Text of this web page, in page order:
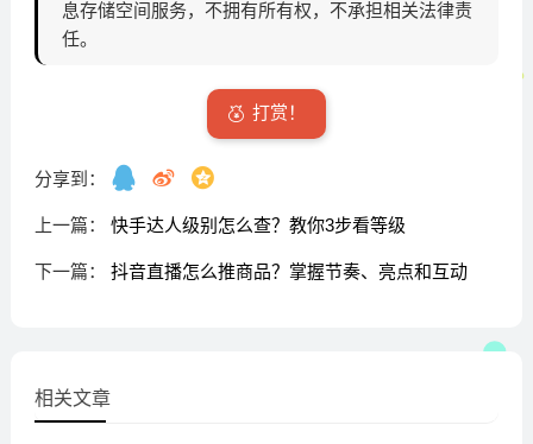
息存储空间服务，不拥有所有权，不承担相关法律责
任。
打赏！
分享到：
上一篇： 快手达人级别怎么查？教你3步看等级
下一篇： 抖音直播怎么推商品？掌握节奏、亮点和互动
相关文章